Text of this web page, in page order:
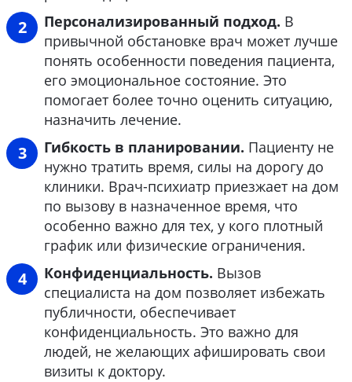
Персонализированный подход. В
привычной обстановке врач может лучше
понять особенности поведения пациента,
его эмоциональное состояние. Это
помогает более точно оценить ситуацию,
назначить лечение.
Гибкость в планировании. Пациенту не
нужно тратить время, силы на дорогу до
клиники. Врач-психиатр приезжает на дом
по вызову в назначенное время, что
особенно важно для тех, у кого плотный
график или физические ограничения.
Конфиденциальность. Вызов
специалиста на дом позволяет избежать
публичности, обеспечивает
конфиденциальность. Это важно для
людей, не желающих афишировать свои
визиты к доктору.